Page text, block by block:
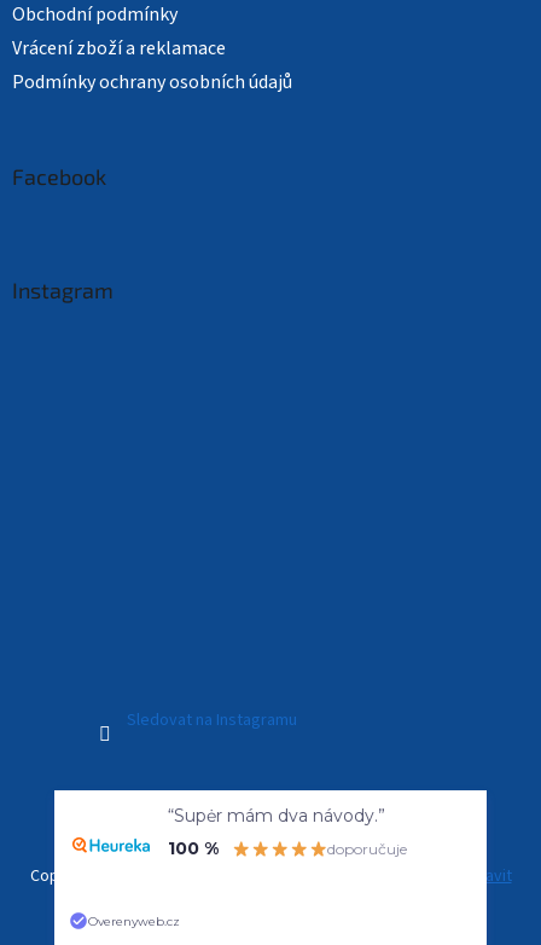
Obchodní podmínky
Vrácení zboží a reklamace
Podmínky ochrany osobních údajů
Facebook
Instagram
Sledovat na Instagramu
Vytvořil Shoptet Premium
Copyright 2026
Upravit
“Supėr mám dva návody.”
100 %
doporučuje
Overenyweb.cz